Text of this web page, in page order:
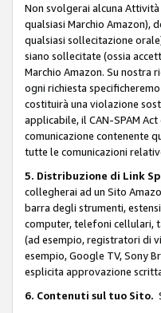
Non svolgerai alcuna
qualsiasi Marchio Amazon),
qualsiasi sollecitazione
siano sollecitate (ossia
Marchio Amazon. Su nostra
ogni richiesta
costituirà una violazione
applicabile, il CAN-SPAM
comunicazione contenente
tutte le comunicazioni
5. Distribuzione di Link
collegherai ad un Sito
barra degli strumenti,
computer, telefoni cellulari,
(ad esempio, registratori di
esempio, Google TV, Sony
esplicita approvazione
6. Contenuti sul tuo Sito.